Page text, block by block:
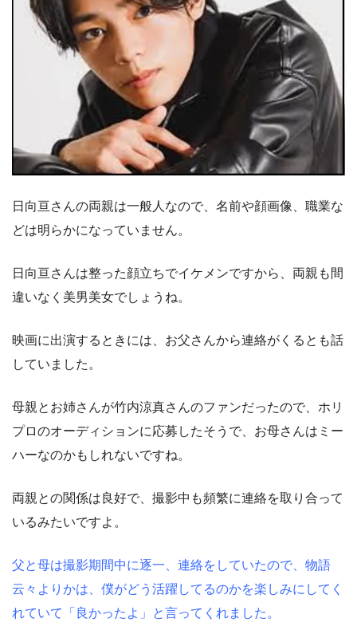
日向亘さんの両親は一般人なので、名前や顔画像、職業な
どは明らかになっていません。
日向亘さんは整った顔立ちでイケメンですから、両親も間
違いなく美男美女でしょうね。
映画に出演するときには、お父さんから連絡がくるとも話
していました。
母親とお姉さんが竹内涼真さんのファンだったので、ホリ
プロのオーディションに応募したそうで、お母さんはミー
ハーなのかもしれないですね。
両親との関係は良好で、撮影中も頻繁に連絡を取り合って
いるみたいですよ。
父と母は撮影期間中に逐一、連絡をしていたので、物語
云々よりかは、僕がどう活躍してるのかを楽しみにしてく
れていて「良かったよ」と言ってくれました。